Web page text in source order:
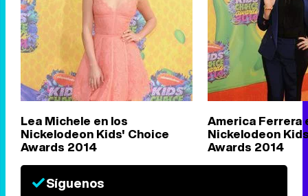
Lea Michele en los
Nickelodeon Kids' Choice
Awards 2014
America Ferrera
Nickelodeon
Awards 2014
Síguenos